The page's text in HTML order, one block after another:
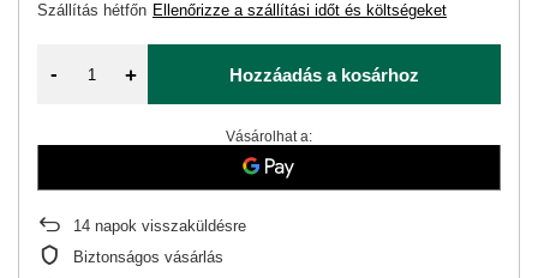
Szállítás hétfőn Ellenőrizze a szállítási időt és költségeket
- + Hozzáadás a kosárhoz
Vásárolhat a:
14 napok visszaküldésre
Biztonságos vásárlás